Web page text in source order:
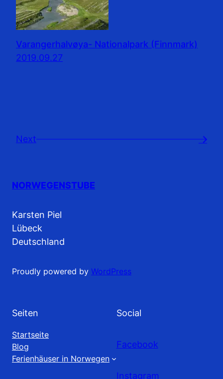
Varangerhalvøya- Nationalpark (Finnmark)
2019.09.27
Next →
NORWEGENSTUBE
Karsten Piel
Lübeck
Deutschland
Proudly powered by WordPress
Seiten
Startseite
Blog
Ferienhäuser in Norwegen
Social
Facebook
Instagram